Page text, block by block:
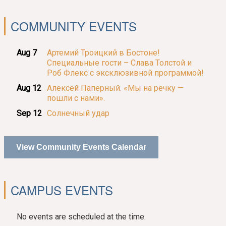
COMMUNITY EVENTS
Aug 7
Артемий Троицкий в Бостоне!
Специальные гости – Слава Толстой и
Роб Флекс с эксклюзивной программой!
Aug 12
Алексей Паперный. «Мы на речку —
пошли с нами».
Sep 12 Солнечный удар
View Community Events Calendar
CAMPUS EVENTS
No events are scheduled at the time.